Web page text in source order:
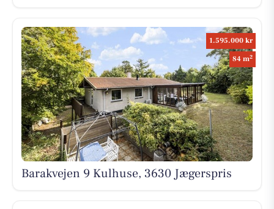
1.595.000 kr
84 m2
Barakvejen 9 Kulhuse, 3630 Jægerspris